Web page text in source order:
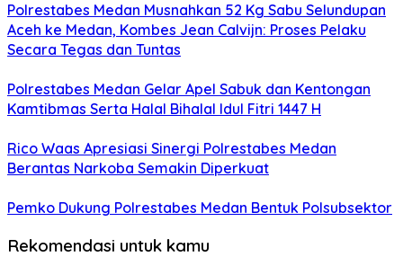
Polrestabes Medan Musnahkan 52 Kg Sabu Selundupan
Aceh ke Medan, Kombes Jean Calvijn: Proses Pelaku
Secara Tegas dan Tuntas
Polrestabes Medan Gelar Apel Sabuk dan Kentongan
Kamtibmas Serta Halal Bihalal Idul Fitri 1447 H
Rico Waas Apresiasi Sinergi Polrestabes Medan
Berantas Narkoba Semakin Diperkuat
Pemko Dukung Polrestabes Medan Bentuk Polsubsektor
Rekomendasi untuk kamu